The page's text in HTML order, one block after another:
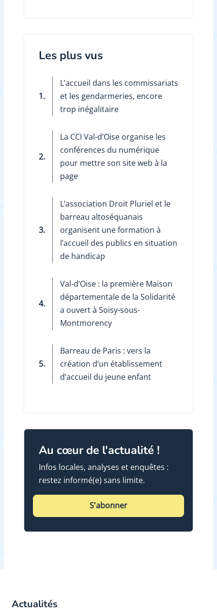
Les plus vus
1.
L’accueil dans les commissariats
et les gendarmeries, encore
trop inégalitaire
2.
La CCI Val-d’Oise organise les
conférences du numérique
pour mettre son site web à la
page
3.
L’association Droit Pluriel et le
barreau altoséquanais
organisent une formation à
l’accueil des publics en situation
de handicap
4.
Val-d’Oise : la première Maison
départementale de la Solidarité
a ouvert à Soisy-sous-
Montmorency
5.
Barreau de Paris : vers la
création d’un établissement
d’accueil du jeune enfant
Au cœur de l'actualité !
Infos locales, analyses et enquêtes :
restez informé(e) sans limite.
S'abonner
Actualités